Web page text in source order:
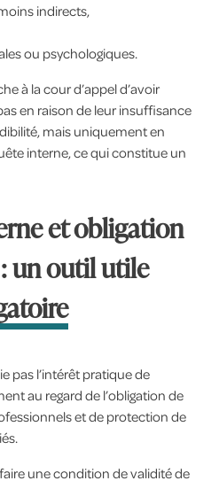
indirects,
ou psychologiques.
à la cour d’appel d’avoir
en raison de leur insuffisance
mais uniquement en
interne, ce qui constitue un
et obligation
un outil utile
pas l’intérêt pratique de
au regard de l’obligation de
et de protection de
une condition de validité de